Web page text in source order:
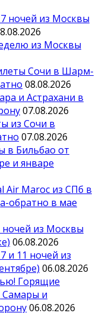
ночей из Москвы
из Москвы
Сочи в Шарм-
08.08.2026
и Астрахани в
07.08.2026
из Сочи в
07.08.2026
в Бильбао от
и январе
Air Maroc из СПб в
обратно в мае
ночей из Москвы
06.08.2026
и 11 ночей из
06.08.2026
Горящие
Самары и
06.08.2026